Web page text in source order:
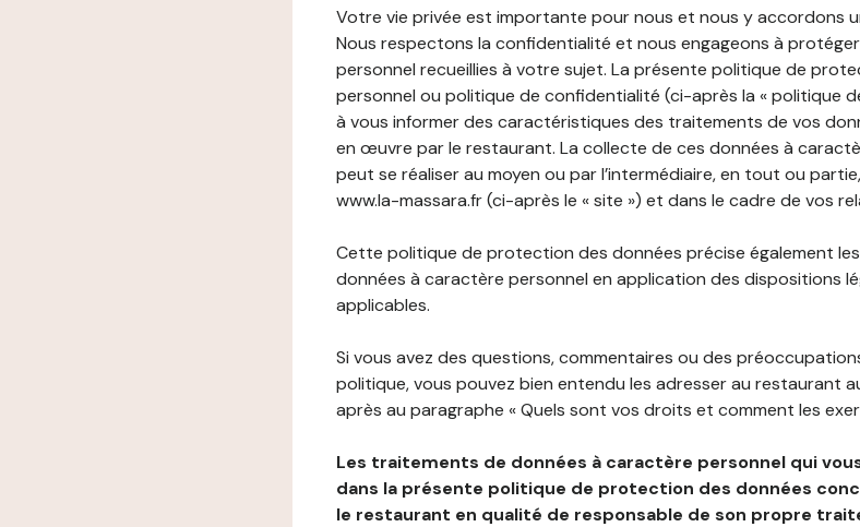
Votre vie privée est importante pour nous et nous y accordons
Nous respectons la confidentialité et nous engageons à
personnel recueillies à votre sujet. La présente politique de
personnel ou politique de confidentialité (ci-après la « politique
à vous informer des caractéristiques des traitements de vos
en œuvre par le restaurant. La collecte de ces données à
peut se réaliser au moyen ou par l’intermédiaire, en tout ou
www.la-massara.fr (ci-après le « site ») et dans le cadre de vos
Cette politique de protection des données précise également
données à caractère personnel en application des dispositions
applicables.
Si vous avez des questions, commentaires ou des
politique, vous pouvez bien entendu les adresser au restaurant
après au paragraphe « Quels sont vos droits et comment les
Les traitements de données à caractère personnel qui
dans la présente politique de protection des données
le restaurant en qualité de responsable de son propre